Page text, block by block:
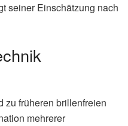
seiner Einschätzung nach
zu früheren brillenfreien
mehrerer